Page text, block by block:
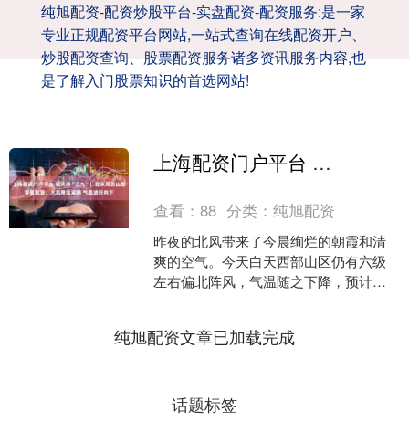
纯旭配资-配资炒股平台-实盘配资-配资服务:是一家
专业正规配资平台网站,一站式查询在线配资开户、
炒股配资查询、股票配资服务诸多资讯服务内容,也
是了解入门股票知识的首选网站!
上海配资门户平台 明天进“三九”！北京周五山区零星飘雪，大风降温紧随 气温波折向下
查看：88 分类：纯旭配资
昨夜的北风带来了今晨绚烂的朝霞和清
爽的空气。今天白天西部山区仍有六级
左右偏北阵风，气温随之下降，预计最
纯旭配资文章已加载完成
话题标签